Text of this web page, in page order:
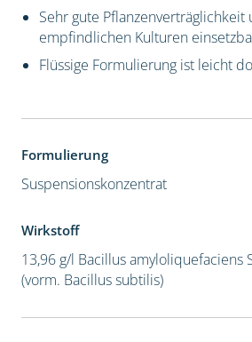
Sehr gute Pflanzenverträglichkeit
empfindlichen Kulturen
Flüssige Formulierung ist leicht
Formulierung
Suspensionskonzentrat
Wirkstoff
13,96 g/l Bacillus amyloliquefaciens
(vorm. Bacillus subtilis)